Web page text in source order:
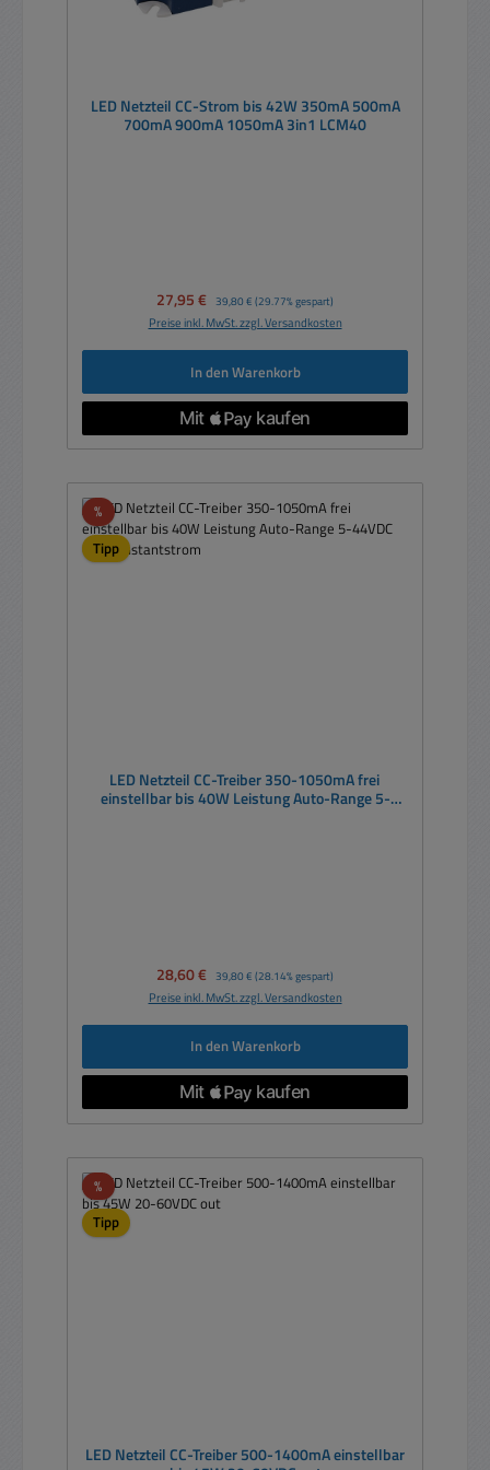
LED Netzteil CC-Strom bis 42W 350mA 500mA
700mA 900mA 1050mA 3in1 LCM40
Verkaufspreis:
27,95 € Regulärer Preis:
39,80 € (29.77% gespart)
Preise inkl. MwSt. zzgl. Versandkosten
In den Warenkorb
%Rabatt
Tipp
LED Netzteil CC-Treiber 350-1050mA frei
einstellbar bis 40W Leistung Auto-Range 5-
Verkaufspreis:
28,60 € Regulärer Preis:
39,80 € (28.14% gespart)
Preise inkl. MwSt. zzgl. Versandkosten
In den Warenkorb
%Rabatt
Tipp
LED Netzteil CC-Treiber 500-1400mA einstellbar